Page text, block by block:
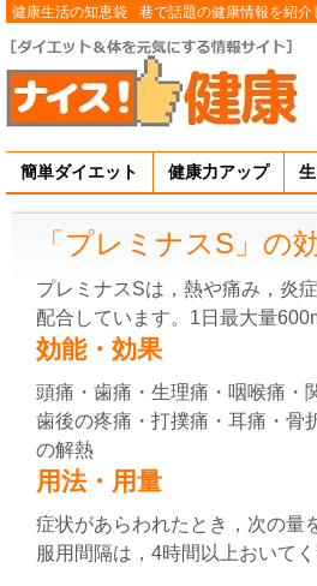
健康生活の知恵袋 巷で話題の健康情報を紹介
簡単ダイエット 健康力アップ
「プレミナスS」の
プレミナスSは，熱や痛み，炎
配合しています。1日最大量
効能・効果
頭痛・歯痛・生理痛・咽喉痛・
歯後の疼痛・打撲痛・耳痛・骨
の解熱
用法・用量
症状があらわれたとき，次の量
服用間隔は，4時間以上おいてく